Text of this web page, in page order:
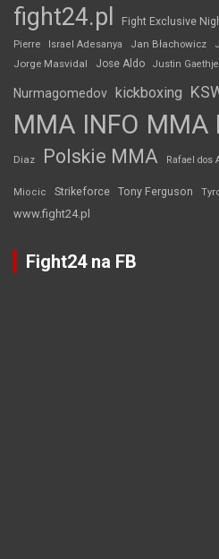
fight24.pl Fight Exclusive
Pierre
Israel Adesanya Jan Błachowicz
Jorge Masvidal Jose Aldo Justin Gaethje
Nurmagomedov kickboxing
MMA INFO MMA
Diaz Polskie MMA Rafael dos
Miocic Strikeforce Tony Ferguson
www.fight24.pl
Fight24 na FB